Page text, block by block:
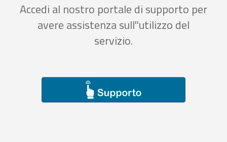
Accedi al nostro portale di supporto per
avere assistenza sull''utilizzo del
servizio.